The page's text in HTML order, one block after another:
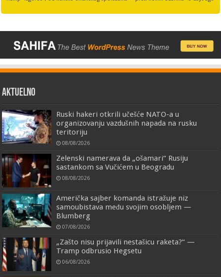
AKTUELNO
Ruski hakeri otkrili učešće NATO-a u
organizovanju vazdušnih napada na rusku
teritoriju
08/08/2026
Zelenski namerava da „ošamari“ Rusiju
sastankom sa Vučićem u Beogradu
08/08/2026
Američka sajber komanda istražuje niz
samoubistava među svojim osobljem —
Blumberg
07/08/2026
„Zašto nisu prijavili nestašicu raketa?“ —
Tramp odbrusio Hegsetu
06/08/2026